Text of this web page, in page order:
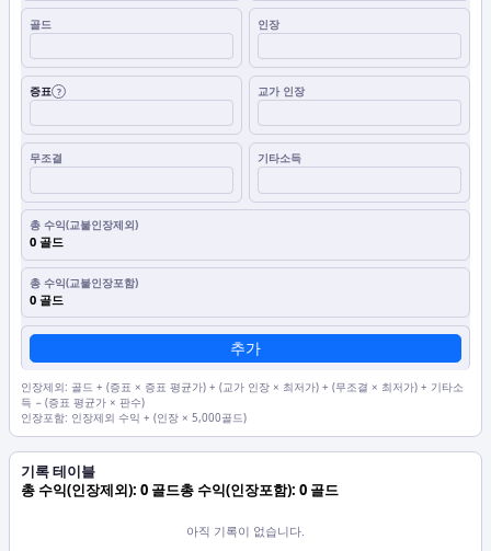
증표 ?
0 골드
0 골드
추가
인장제외: 골드 + (증표 × 증표 평균가) + (교가 인장 × 최저가) + (무조결 × 최저가) + 기타소
득 − (증표 평균가 × 판수)
인장포함: 인장제외 수익 + (인장 × 5,000골드)
기록 테이블
총 수익(인장제외):0 골드총 수익(인장포함):0 골드
아직 기록이 없습니다.